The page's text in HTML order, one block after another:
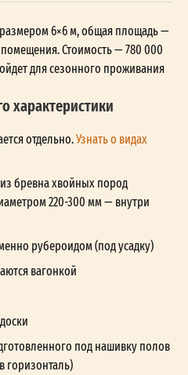
6×6 м, общая площадь —
Стоимость — 780 000
для сезонного проживания
характеристики
отдельно.Узнать о видах
бревна хвойных пород
220-300 мм — внутри
рубероидом (под усадку)
вагонкой
под нашивку полов
горизонталь)